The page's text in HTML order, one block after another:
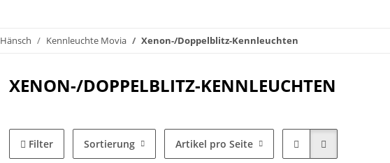
Hänsch Kennleuchte Movia Xenon-/Doppelblitz-Kennleuchten
XENON-/DOPPELBLITZ-KENNLEUCHTEN
Filter Sortierung Artikel pro Seite